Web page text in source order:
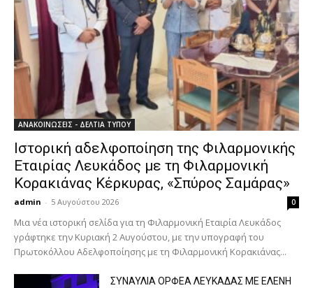
ΑΝΑΚΟΙΝΩΣΕΙΣ - ΔΕΛΤΙΑ ΤΥΠΟΥ
Ιστορική αδελφοποίηση της Φιλαρμονικής
Εταιρίας Λευκάδος με τη Φιλαρμονική
Κορακιάνας Κέρκυρας, «Σπύρος Σαμάρας»
admin - 5 Αυγούστου 2026 0
Μια νέα ιστορική σελίδα για τη Φιλαρμονική Εταιρία Λευκάδος
γράφτηκε την Κυριακή 2 Αυγούστου, με την υπογραφή του
Πρωτοκόλλου Αδελφοποίησης με τη Φιλαρμονική Κορακιάνας...
ΣΥΝΑΥΛΙΑ ΟΡΦΕΑ ΛΕΥΚΑΔΑΣ ΜΕ ΕΛΕΝΗ